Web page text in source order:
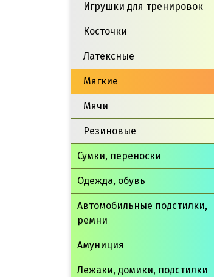
Игрушки для тренировок
Косточки
Латексные
Мягкие
Мячи
Резиновые
Сумки, переноски
Одежда, обувь
Автомобильные подстилки,
ремни
Амуниция
Лежаки, домики, подстилки